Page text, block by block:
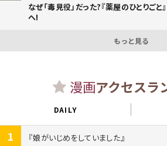
なぜ「毒見役」だった?『薬屋のひとりご
へ!
もっと見る
漫画アクセスラ
DAILY
1
娘がいじめをしていました